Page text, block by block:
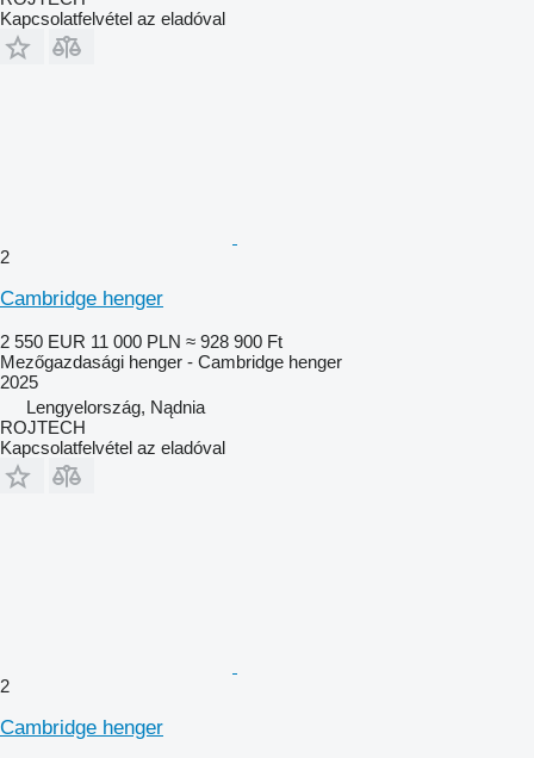
Kapcsolatfelvétel az eladóval
2
Cambridge henger
2 550 EUR 11 000 PLN ≈ 928 900 Ft
Mezőgazdasági henger - Cambridge henger
2025
Lengyelország, Nądnia
ROJTECH
Kapcsolatfelvétel az eladóval
2
Cambridge henger